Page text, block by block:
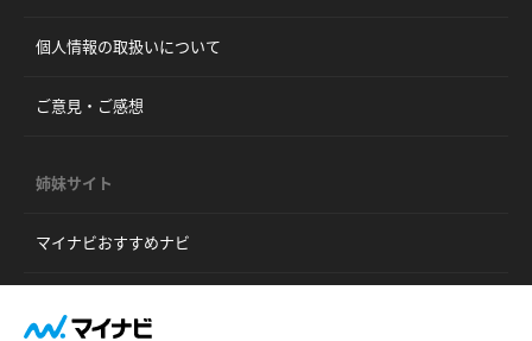
個人情報の取扱いについて
ご意見・ご感想
姉妹サイト
マイナビおすすめナビ